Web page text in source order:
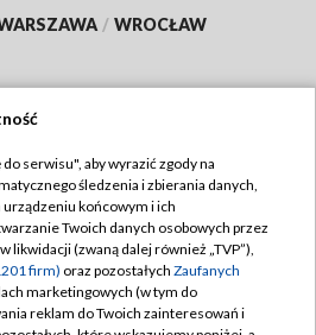
/ WROCŁAW
TVP
TVP
prywatności
Moje zgody
serwisu", aby wyrazić zgody na
śledzenia i zbierania danych,
końcowym i ich
Twoich danych osobowych przez
likwidacji (zwaną dalej również „TVP”),
firm) oraz pozostałych Zaufanych
marketingowych (w tym do
reklam do Twoich zainteresowań i